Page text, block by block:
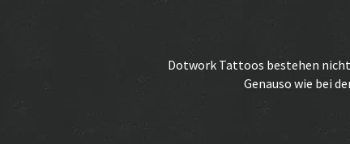
Dotwork Tattoos bestehen
Genauso wie bei